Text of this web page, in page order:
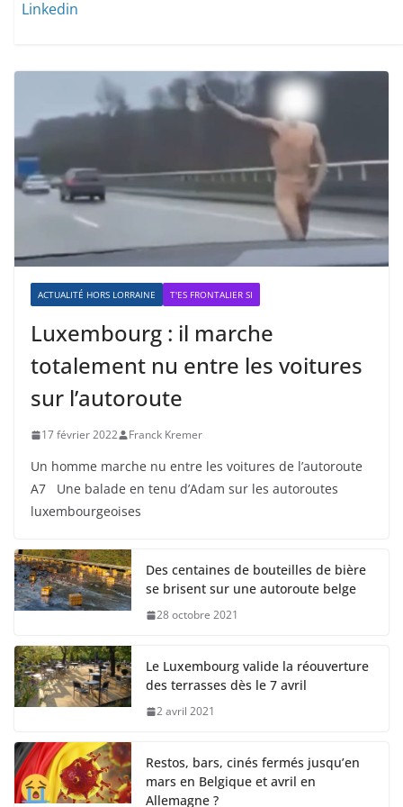
Linkedin
ACTUALITÉ HORS LORRAINE T'ES FRONTALIER SI
Luxembourg : il marche
totalement nu entre les voitures
sur l’autoroute
17 février 2022 Franck Kremer
Un homme marche nu entre les voitures de l’autoroute
A7 Une balade en tenu d’Adam sur les autoroutes
luxembourgeoises
Des centaines de bouteilles de bière
se brisent sur une autoroute belge
28 octobre 2021
Le Luxembourg valide la réouverture
des terrasses dès le 7 avril
2 avril 2021
Restos, bars, cinés fermés jusqu’en
mars en Belgique et avril en
Allemagne ?